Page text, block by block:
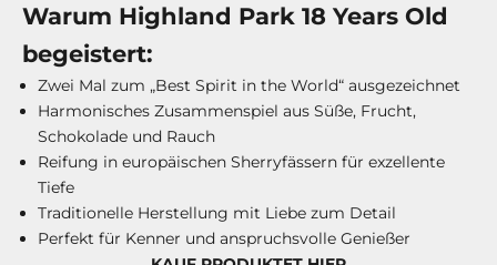
Warum Highland Park 18 Years Old
begeistert:
Zwei Mal zum „Best Spirit in the World“ ausgezeichnet
Harmonisches Zusammenspiel aus Süße, Frucht,
Schokolade und Rauch
Reifung in europäischen Sherryfässern für exzellente
Tiefe
Traditionelle Herstellung mit Liebe zum Detail
Perfekt für Kenner und anspruchsvolle Genießer